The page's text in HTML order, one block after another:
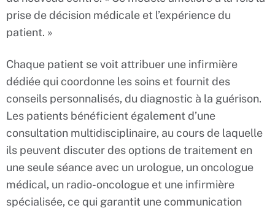
prise de décision médicale et l’expérience du
patient. »
Chaque patient se voit attribuer une infirmière
dédiée qui coordonne les soins et fournit des
conseils personnalisés, du diagnostic à la guérison.
Les patients bénéficient également d’une
consultation multidisciplinaire, au cours de laquelle
ils peuvent discuter des options de traitement en
une seule séance avec un urologue, un oncologue
médical, un radio-oncologue et une infirmière
spécialisée, ce qui garantit une communication